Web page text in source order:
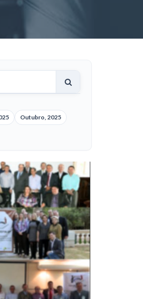
Outubro, 2025